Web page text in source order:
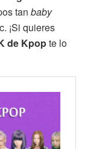
tan baby
¡Si quieres
de Kpopte lo